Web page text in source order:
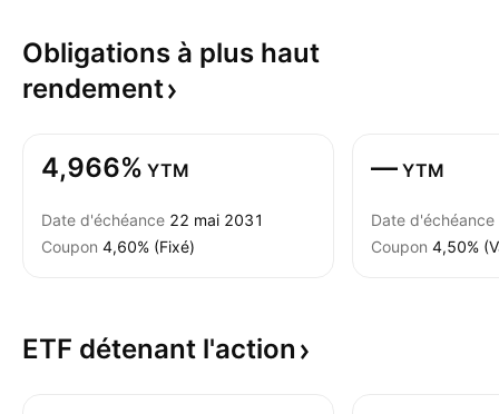
Obligations à plus haut
rendement
4,966% YTM
Date d'échéance 22 mai 2031
Coupon 4,60% (Fixé)
— YTM
Date d'échéance
Coupon 4,50%
ETF détenant l'action